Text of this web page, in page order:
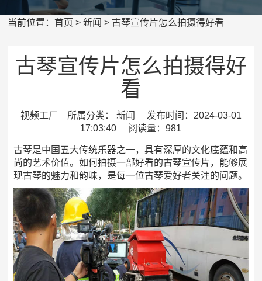
当前位置：首页 >新闻 > 古琴宣传片怎么拍摄得好看
古琴宣传片怎么拍摄得好
看
视频工厂 所属分类： 新闻 发布时间：2024-03-01
17:03:40 阅读量：981
古琴是中国五大传统乐器之一，具有深厚的文化底蕴和高
尚的艺术价值。如何拍摄一部好看的古琴宣传片，能够展
现古琴的魅力和韵味，是每一位古琴爱好者关注的问题。